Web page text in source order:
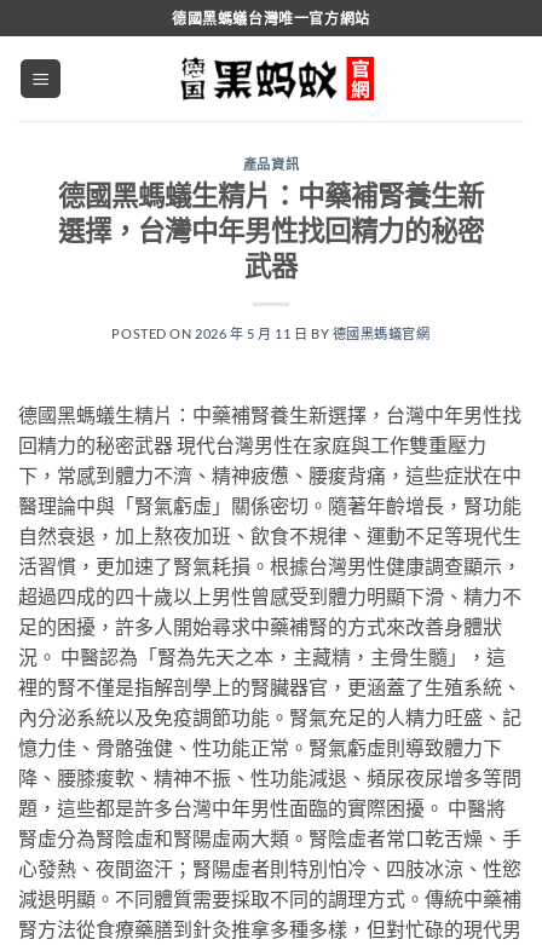
德國黑螞蟻台灣唯一官方網站
產品資訊
德國黑螞蟻生精片：中藥補腎養生新
選擇，台灣中年男性找回精力的秘密
武器
POSTED ON 2026 年 5 月 11 日 BY 德國黑螞蟻官網
德國黑螞蟻生精片：中藥補腎養生新選擇，台灣中年男性找
回精力的秘密武器 現代台灣男性在家庭與工作雙重壓力
下，常感到體力不濟、精神疲憊、腰痠背痛，這些症狀在中
醫理論中與「腎氣虧虛」關係密切。隨著年齡增長，腎功能
自然衰退，加上熬夜加班、飲食不規律、運動不足等現代生
活習慣，更加速了腎氣耗損。根據台灣男性健康調查顯示，
超過四成的四十歲以上男性曾感受到體力明顯下滑、精力不
足的困擾，許多人開始尋求中藥補腎的方式來改善身體狀
況。 中醫認為「腎為先天之本，主藏精，主骨生髓」，這
裡的腎不僅是指解剖學上的腎臟器官，更涵蓋了生殖系統、
內分泌系統以及免疫調節功能。腎氣充足的人精力旺盛、記
憶力佳、骨骼強健、性功能正常。腎氣虧虛則導致體力下
降、腰膝痠軟、精神不振、性功能減退、頻尿夜尿增多等問
題，這些都是許多台灣中年男性面臨的實際困擾。 中醫將
腎虛分為腎陰虛和腎陽虛兩大類。腎陰虛者常口乾舌燥、手
心發熱、夜間盜汗；腎陽虛者則特別怕冷、四肢冰涼、性慾
減退明顯。不同體質需要採取不同的調理方式。傳統中藥補
腎方法從食療藥膳到針灸推拿多種多樣，但對忙碌的現代男